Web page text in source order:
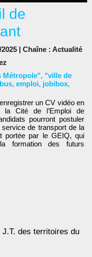
J.T. des territoires du
de
| Chaîne : Actualité
Métropole", "ville de
bus, emploi, jobibox,
un CV vidéo en
Cité de l’Emploi de
pourront postuler
de transport de la
portée par le GEIQ, qui
formation des futurs